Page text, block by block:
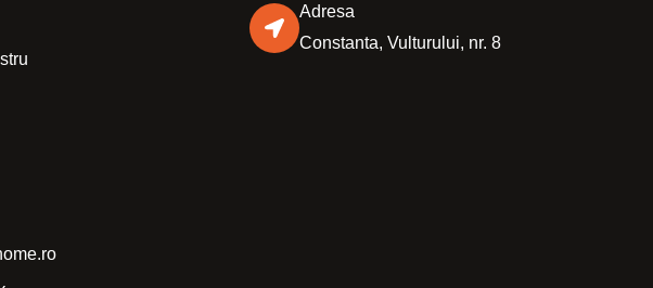
Adresa
Constanta, Vulturului, nr. 8